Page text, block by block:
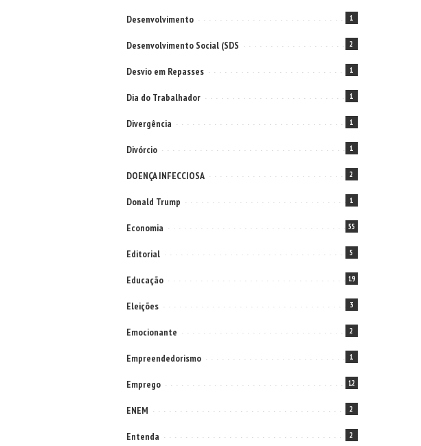
Desenvolvimento 1
Desenvolvimento Social (SDS 2
Desvio em Repasses 1
Dia do Trabalhador 1
Divergência 1
Divórcio 1
DOENÇA INFECCIOSA 2
Donald Trump 1
Economia 55
Editorial 5
Educação 19
Eleições 3
Emocionante 2
Empreendedorismo 1
Emprego 12
ENEM 2
Entenda 2